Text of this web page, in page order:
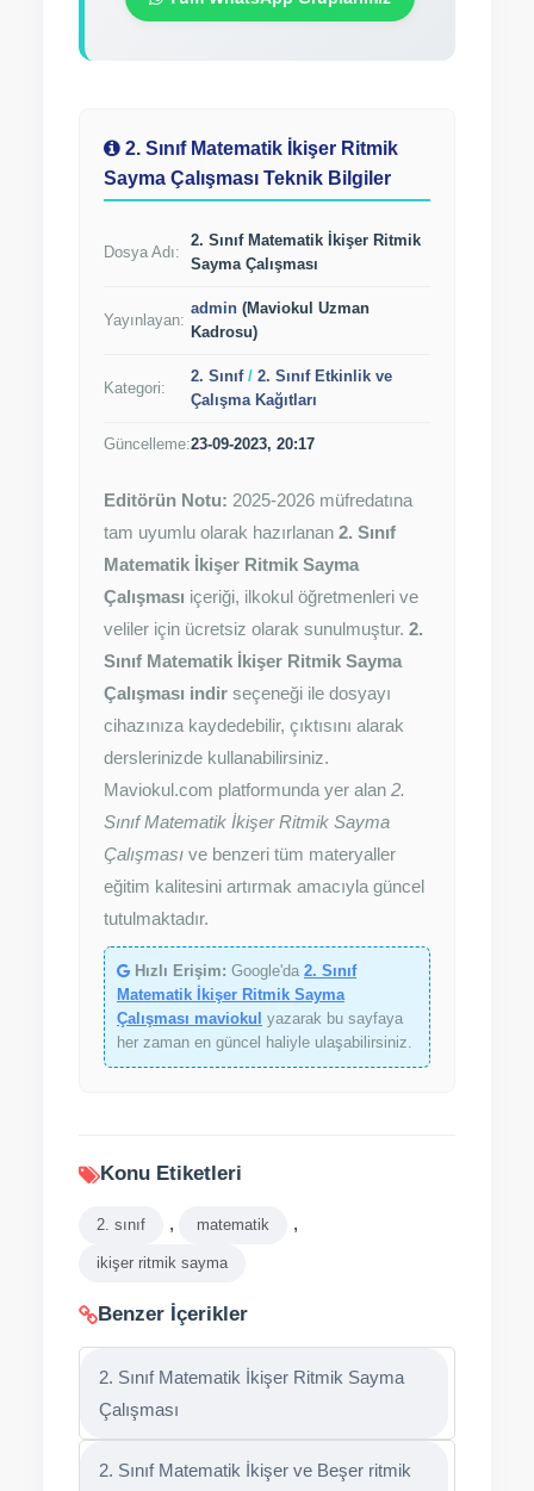
2. Sınıf Matematik İkişer Ritmik
Sayma Çalışması Teknik Bilgiler
Dosya Adı:
2. Sınıf Matematik İkişer Ritmik
Sayma Çalışması
Yayınlayan:
admin (Maviokul Uzman
Kadrosu)
Kategori:
2. Sınıf/ 2. Sınıf Etkinlik ve
Çalışma Kağıtları
Güncelleme:23-09-2023, 20:17
Editörün Notu: 2025-2026 müfredatına
tam uyumlu olarak hazırlanan 2. Sınıf
Matematik İkişer Ritmik Sayma
Çalışması içeriği, ilkokul öğretmenleri ve
veliler için ücretsiz olarak sunulmuştur. 2.
Sınıf Matematik İkişer Ritmik Sayma
Çalışması indir seçeneği ile dosyayı
cihazınıza kaydedebilir, çıktısını alarak
derslerinizde kullanabilirsiniz.
Maviokul.com platformunda yer alan 2.
Sınıf Matematik İkişer Ritmik Sayma
Çalışması ve benzeri tüm materyaller
eğitim kalitesini artırmak amacıyla güncel
tutulmaktadır.
Hızlı Erişim: Google'da 2. Sınıf
Matematik İkişer Ritmik Sayma
Çalışması maviokul yazarak bu sayfaya
her zaman en güncel haliyle ulaşabilirsiniz.
Konu Etiketleri
2. sınıf , matematik ,
ikişer ritmik sayma
Benzer İçerikler
2. Sınıf Matematik İkişer Ritmik Sayma
Çalışması
2. Sınıf Matematik İkişer ve Beşer ritmik